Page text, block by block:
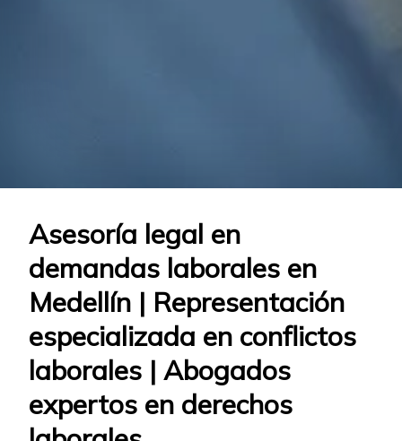
Asesoría legal en
demandas laborales en
Medellín | Representación
especializada en conflictos
laborales | Abogados
expertos en derechos